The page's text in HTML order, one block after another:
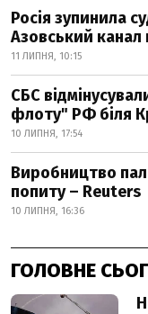
Росія зупинила
Азовський канал
11 ЛИПНЯ, 10:15
СБС
флоту" РФ біля
10 ЛИПНЯ, 17:54
Виробництво
попиту – Reuters
10 ЛИПНЯ, 16:36
ГОЛОВНЕ